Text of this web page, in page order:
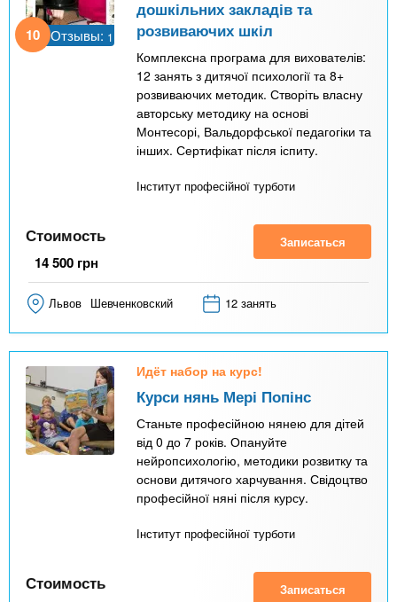
10 Отзывы: 1
дошкільних закладів та
розвиваючих шкіл
Комплексна програма для вихователів:
12 занять з дитячої психології та 8+
розвиваючих методик. Створіть власну
авторську методику на основі
Монтесорі, Вальдорфської педагогіки та
інших. Сертифікат після іспиту.
Інститут професійної турботи
Стоимость
14 500 грн
Записаться
Львов Шевченковский 12 занять
Идёт набор на курс!
Курси нянь Мері Попінс
Станьте професійною нянею для дітей
від 0 до 7 років. Опануйте
нейропсихологію, методики розвитку та
основи дитячого харчування. Свідоцтво
професійної няні після курсу.
Інститут професійної турботи
Стоимость Записаться